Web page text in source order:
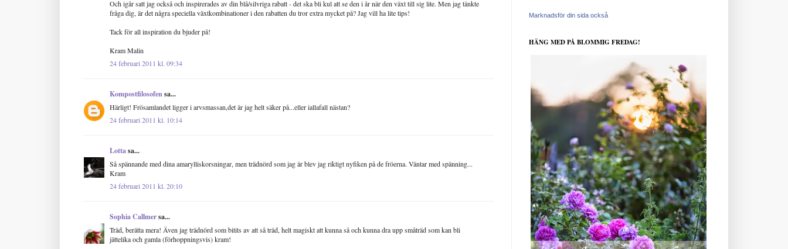
Och igår satt jag också och inspirerades av din blå/silvriga rabatt - det ska bli kul att se den i år när den växt till sig lite. Men jag tänkte
fråga dig, är det några speciella växtkombinationer i den rabatten du tror extra mycket på? Jag vill ha lite tips!
Tack för all inspiration du bjuder på!
Kram Malin
24 februari 2011 kl. 09:34
Kompostfilosofensa...
Härligt! Frösamlandet ligger i arvsmassan,det är jag helt säker på...eller iallafall nästan?
24 februari 2011 kl. 10:14
Lottasa...
Så spännande med dina amarylliskorsningar, men trädnörd som jag är blev jag riktigt nyfiken på de fröerna. Väntar med spänning...
Kram
24 februari 2011 kl. 20:10
Sophia Callmersa...
Träd, berätta mera! Även jag trädnörd som bitits av att så träd, helt magiskt att kunna så och kunna dra upp småträd som kan bli
jättelika och gamla (förhoppningsvis) kram!
Marknadsför din sida också
HÄNG MED PÅ BLOMMIG FREDAG!